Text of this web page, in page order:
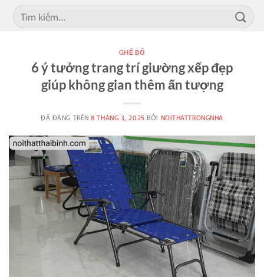
Tìm
kiếm:
GHẾ BỐ
6 ý tưởng trang trí giường xếp đẹp
giúp không gian thêm ấn tượng
ĐÃ ĐĂNG TRÊN8 THÁNG 3, 2025 BỞI NOITHATTRONGNHA